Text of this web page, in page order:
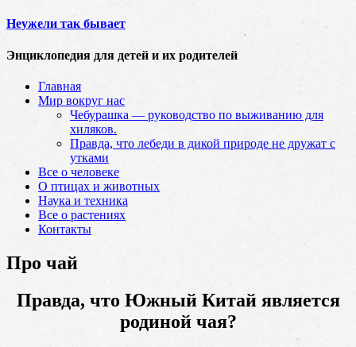
Неужели так бывает
Энциклопедия для детей и их родителей
Главная
Мир вокруг нас
Чебурашка — руководство по выживанию для
хиляков.
Правда, что лебеди в дикой природе не дружат с
утками
Все о человеке
О птицах и животных
Наука и техника
Все о растениях
Контакты
Про чай
Правда, что Южный Китай является
родиной чая?